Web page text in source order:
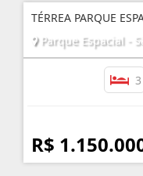
TÉRREA PARQUE
Parque Espacial -
3
R$